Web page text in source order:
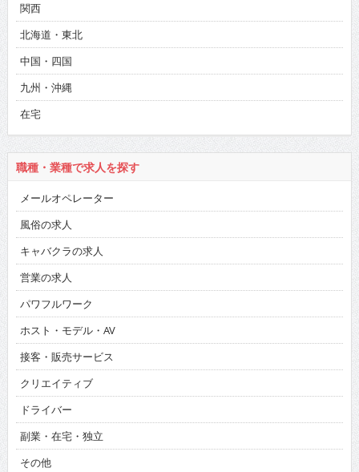
関西
北海道・東北
中国・四国
九州・沖縄
在宅
職種・業種で求人を探す
メールオペレーター
風俗の求人
キャバクラの求人
営業の求人
パワフルワーク
ホスト・モデル・AV
接客・販売サービス
クリエイティブ
ドライバー
副業・在宅・独立
その他